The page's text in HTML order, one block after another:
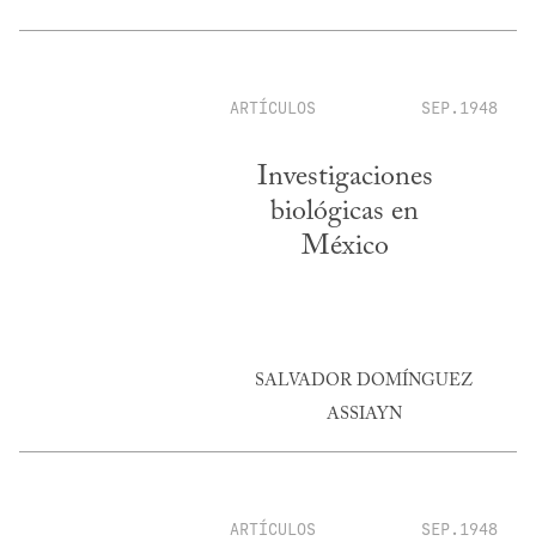
ARTÍCULOS SEP.1948
Investigaciones
biológicas en
México
SALVADOR DOMÍNGUEZ
ASSIAYN
ARTÍCULOS SEP.1948